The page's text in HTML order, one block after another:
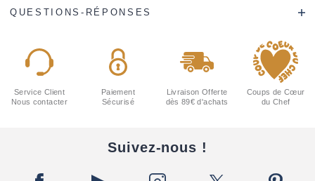
QUESTIONS-RÉPONSES
Service Client
Nous contacter
Paiement
Sécurisé
Livraison Offerte
dès 89€ d'achats
Coups de Cœur
du Chef
Suivez-nous !